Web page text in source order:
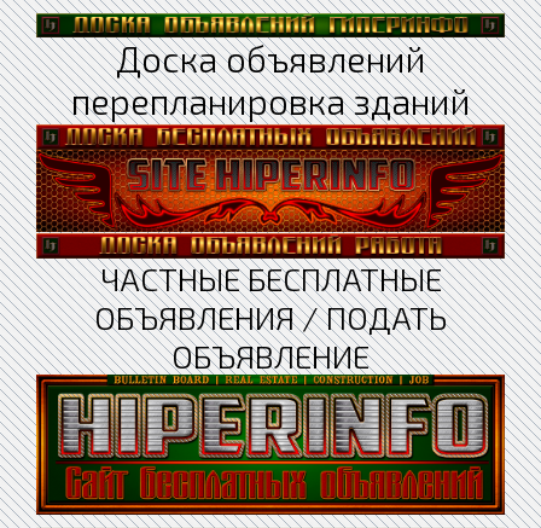
Доска объявлений
перепланировка зданий
ЧАСТНЫЕ БЕСПЛАТНЫЕ
ОБЪЯВЛЕНИЯ / ПОДАТЬ
ОБЪЯВЛЕНИЕ